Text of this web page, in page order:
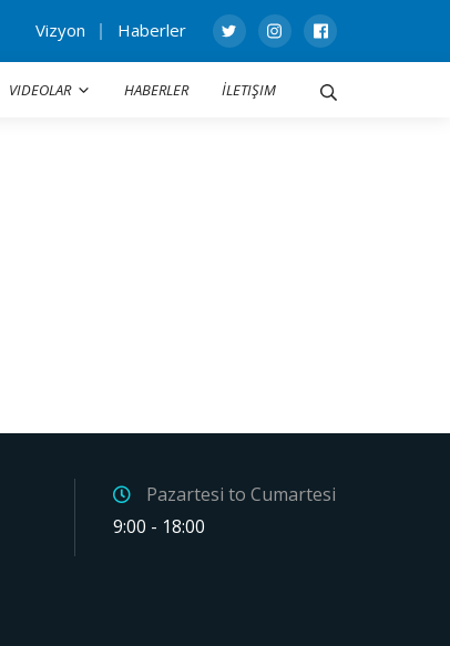
Vizyon Haberler
VIDEOLAR HABERLER İLETIŞIM
Pazartesi to Cumartesi
9:00 - 18:00